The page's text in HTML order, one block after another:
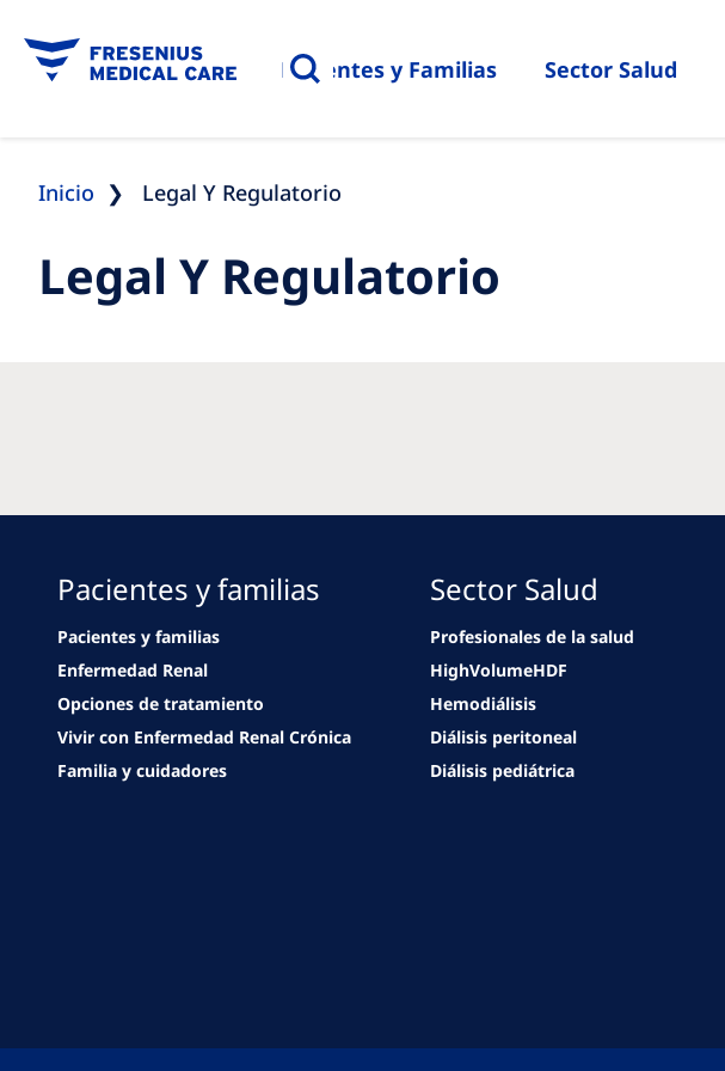
Pacientes y Familias Sector Salud
Inicio Legal Y Regulatorio
Legal Y Regulatorio
Pacientes y familias
Pacientes y familias
Enfermedad Renal
Opciones de tratamiento
Vivir con Enfermedad Renal Crónica
Familia y cuidadores
Sector Salud
Profesionales de la salud
HighVolumeHDF
Hemodiálisis
Diálisis peritoneal
Diálisis pediátrica